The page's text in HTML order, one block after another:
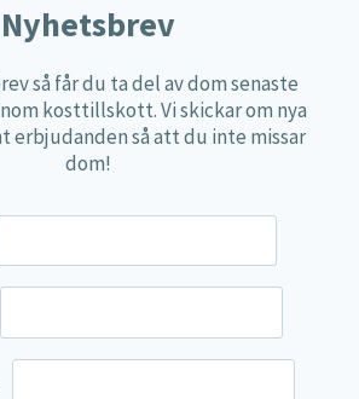
Institutet
Nyhetsbrev
så får du ta del av dom senaste
kosttillskott. Vi skickar om nya
erbjudanden så att du inte missar
dom!